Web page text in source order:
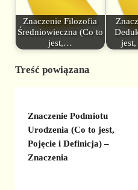
Znaczenie Filozofia
Średniowieczna (Co to
jest,…
Treść powiązana
Znaczenie Podmiotu
Urodzenia (Co to jest,
Pojęcie i Definicja) –
Znaczenia